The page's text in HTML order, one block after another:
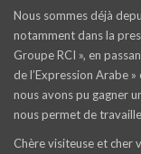
Nous sommes déjà
notamment dans la
Groupe RCI », en
de l’Expression Arabe
nous avons pu gagner
nous permet de
Chère visiteuse et cher